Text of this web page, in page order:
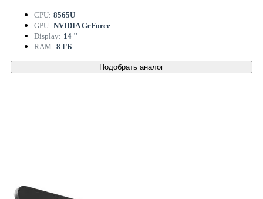
CPU: 8565U
GPU: NVIDIA GeForce
Display: 14 "
RAM: 8 ГБ
Подобрать аналог